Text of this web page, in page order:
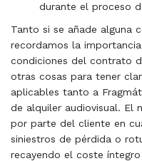
durante el proceso
Tanto si se añade alguna
recordamos la
condiciones del contrato
otras cosas para tener
aplicables tanto a
de alquiler audiovisual. El
por parte del cliente en
siniestros de pérdida o
recayendo el coste